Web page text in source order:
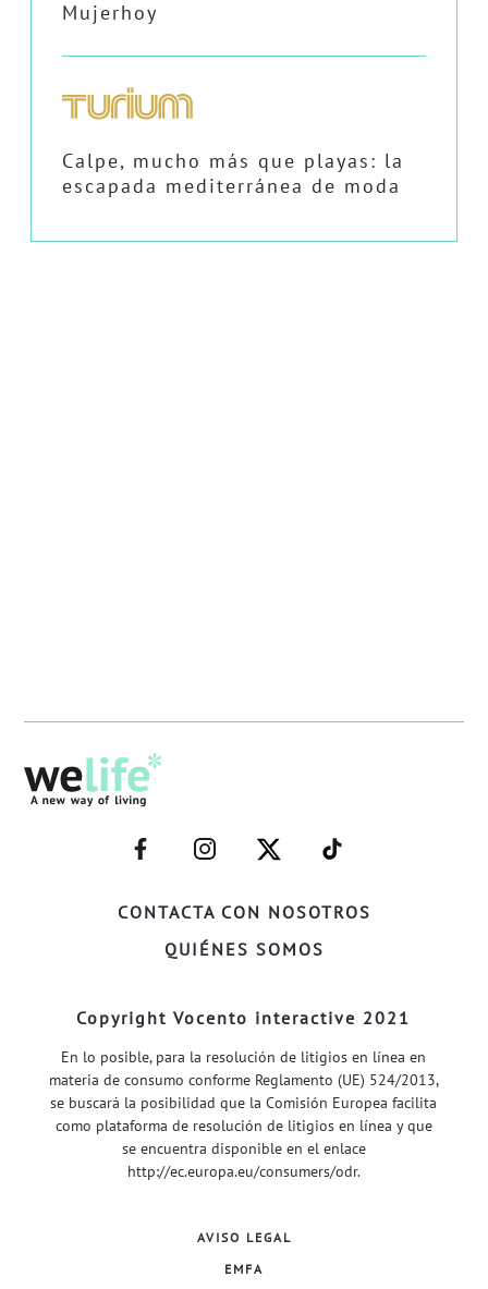
Mujerhoy
Calpe, mucho más que playas: la
escapada mediterránea de moda
CONTACTA CON NOSOTROS
QUIÉNES SOMOS
–
FACEBOOK–
–
INSTAGRAM–
–
TWITTER–
–
WELIFE–
Copyright Vocento interactive 2021
En lo posible, para la resolución de litigios en línea en
materia de consumo conforme Reglamento (UE) 524/2013,
se buscará la posibilidad que la Comisión Europea facilita
como plataforma de resolución de litigios en línea y que
se encuentra disponible en el enlace
http://ec.europa.eu/consumers/odr.
AVISO LEGAL
EMFA